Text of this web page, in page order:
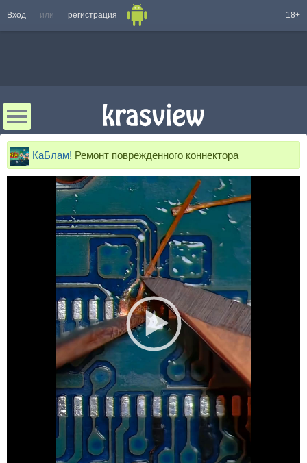
Вход или регистрация 18+
КаБлам! Ремонт поврежденного коннектора